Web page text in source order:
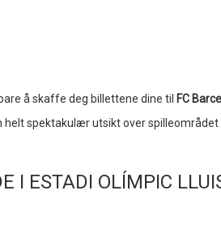
å skaffe deg billettene dine til FC
helt spektakulær utsikt over spilleområdet
I ESTADI OLÍMPIC